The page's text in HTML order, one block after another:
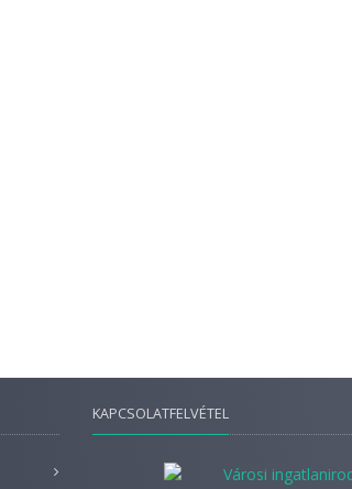
KAPCSOLATFELVÉTEL